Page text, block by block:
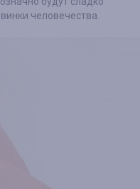
человечества.